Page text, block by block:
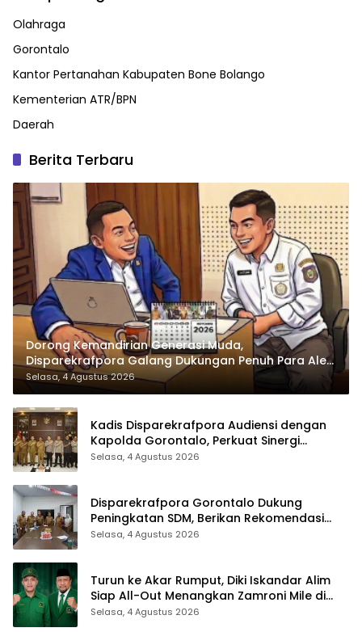
Olahraga
Gorontalo
Kantor Pertanahan Kabupaten Bone Bolango
Kementerian ATR/BPN
Daerah
Berita Terbaru
Dorong Kemandirian Generasi Muda,
Disparekrafpora Galang Dukungan Penuh Para Aleg
Deprov
Selasa, 4 Agustus 2026
Kadis Disparekrafpora Audiensi dengan
Kapolda Gorontalo, Perkuat Sinergi
Sukseskan Gorontalo Karnaval Karawo
Selasa, 4 Agustus 2026
Disparekrafpora Gorontalo Dukung
Peningkatan SDM, Berikan Rekomendasi
Studi S3 bagi Pegawai
Selasa, 4 Agustus 2026
Turun ke Akar Rumput, Diki Iskandar Alim
Siap All-Out Menangkan Zamroni Mile di
Pilkada Bone Bolango
Selasa, 4 Agustus 2026